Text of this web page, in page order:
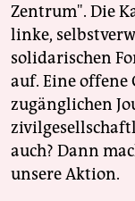
Zentrum". Die
linke,
solidarischen
auf. Eine offene
zugänglichen
auch? Dann
unsere Aktion.